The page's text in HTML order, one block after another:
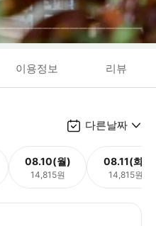
이용정보 리뷰
다른날짜
08.10(월)
14,815원
08.11(화)
14,815원